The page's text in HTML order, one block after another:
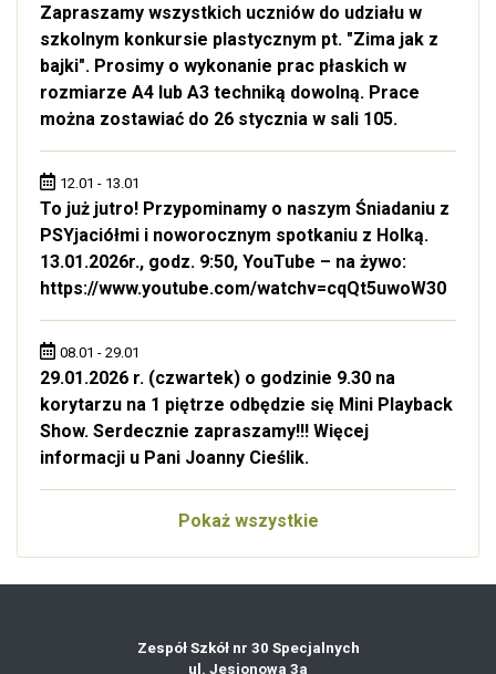
Zapraszamy wszystkich uczniów do udziału w
szkolnym konkursie plastycznym pt. "Zima jak z
bajki". Prosimy o wykonanie prac płaskich w
rozmiarze A4 lub A3 techniką dowolną. Prace
można zostawiać do 26 stycznia w sali 105.
12.01 - 13.01
To już jutro! Przypominamy o naszym Śniadaniu z
PSYjaciółmi i noworocznym spotkaniu z Holką.
13.01.2026r., godz. 9:50, YouTube – na żywo:
https://www.youtube.com/watchv=cqQt5uwoW30
08.01 - 29.01
29.01.2026 r. (czwartek) o godzinie 9.30 na
korytarzu na 1 piętrze odbędzie się Mini Playback
Show. Serdecznie zapraszamy!!! Więcej
informacji u Pani Joanny Cieślik.
Pokaż wszystkie
Zespół Szkół nr 30 Specjalnych
ul. Jesionowa 3a